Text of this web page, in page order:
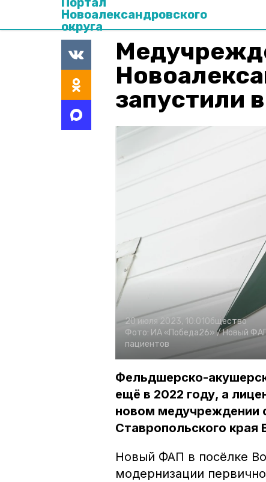
Новоалександровского
округа
запустили
20 июля 2023, 10:01Общество
Фото: ИА «Победа26» /Новый
пациентов
Фельдшерско-
ещё в 2022 году, а
новом медучреждении
Ставропольского
Новый ФАП в посёлке
модернизации